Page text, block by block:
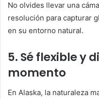
No olvides llevar una
resolución para capturar
en su entorno natural.
5. Sé flexible y
momento
En Alaska, la naturaleza